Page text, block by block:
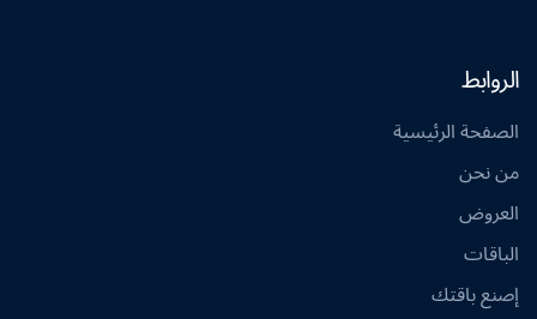
الروابط
الصفحة الرئيسية
من نحن
العروض
الباقات
إصنع باقتك